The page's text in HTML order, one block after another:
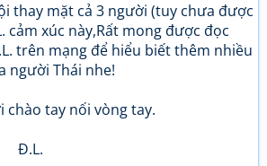
thay mặt cả 3 người (tuy chưa được
cảm xúc này,Rất mong được đọc
trên mạng để hiểu biết thêm nhiều
người Thái nhe!
nối vòng tay.